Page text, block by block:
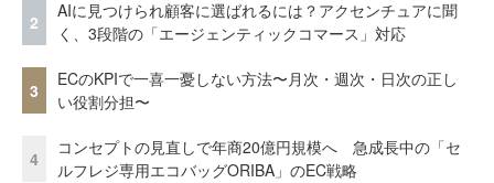
2
AIに見つけられ顧客に選ばれるには？アクセンチュアに聞
く、3段階の「エージェンティックコマース」対応
3
ECのKPIで一喜一憂しない方法〜月次・週次・日次の正し
い役割分担〜
4
コンセプトの見直しで年商20億円規模へ 急成長中の「セ
ルフレジ専用エコバッグORIBA」のEC戦略